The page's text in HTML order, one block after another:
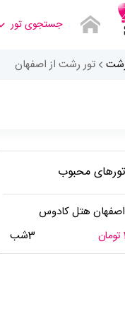
جستجوی تور
تور رشت از اصفهان
تورهای محبوب
هتل کادوس
3شب